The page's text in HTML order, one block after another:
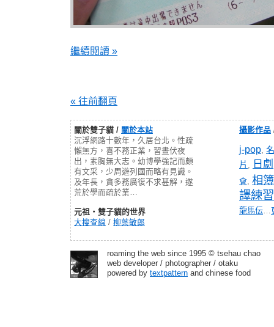
繼續閱讀 »
« 往前翻頁
關於雙子貓 / 關於本站
沉浮網路十數年，久居台北。性疏
懶無方，喜不務正業，習晝伏夜
出，素胸無大志。幼博學強記而頗
有文采，少周遊列國而略有見識。
及年長，貪多務廣復不求甚解，遂
荒於學而疏於業…
元祖‧雙子貓的世界
大搜查線 / 柳葉敏郎
攝影作品
j-pop,
片 , 日劇
會, 相簿
譯練習
龍馬伝…
roaming the web since 1995 © tsehau chao
web developer / photographer / otaku
powered by textpattern and chinese food